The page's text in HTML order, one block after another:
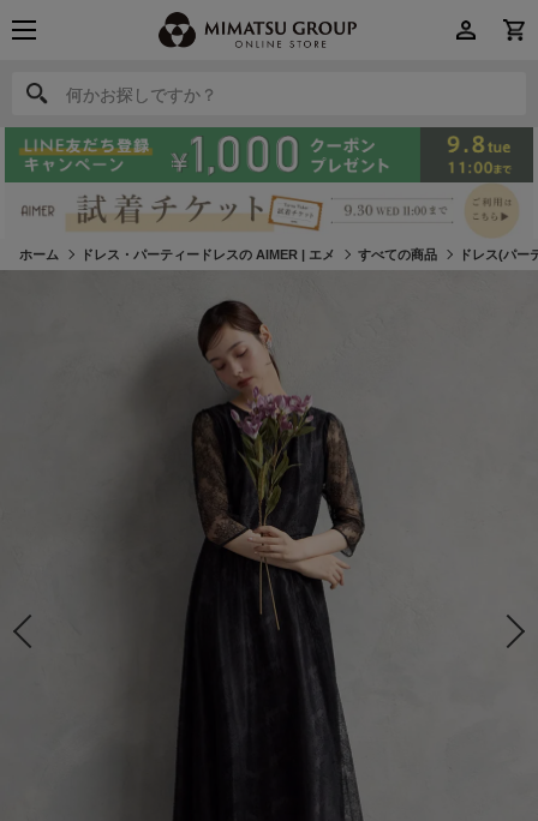
何かお探しですか？
何かお探しですか？
ホーム ドレス・パーティードレスの AIMER | エメ すべての商品 ドレス(パー